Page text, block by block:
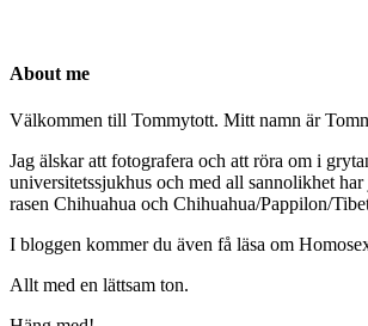
About me
Välkommen till Tommytott. Mitt namn är
Jag älskar att fotografera och att röra om i
universitetssjukhus och med all sannolikhet
rasen Chihuahua och Chihuahua/Pappilon/
I bloggen kommer du även få läsa om
Allt med en lättsam ton.